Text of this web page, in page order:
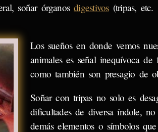
soñar órganosdigestivos(tripas, etc.
Los sueños en donde vemos
animales es señal inequívoca
como también son presagio de
Soñar con tripas no solo es
dificultades de diversa índole,
demás elementos o símbolos